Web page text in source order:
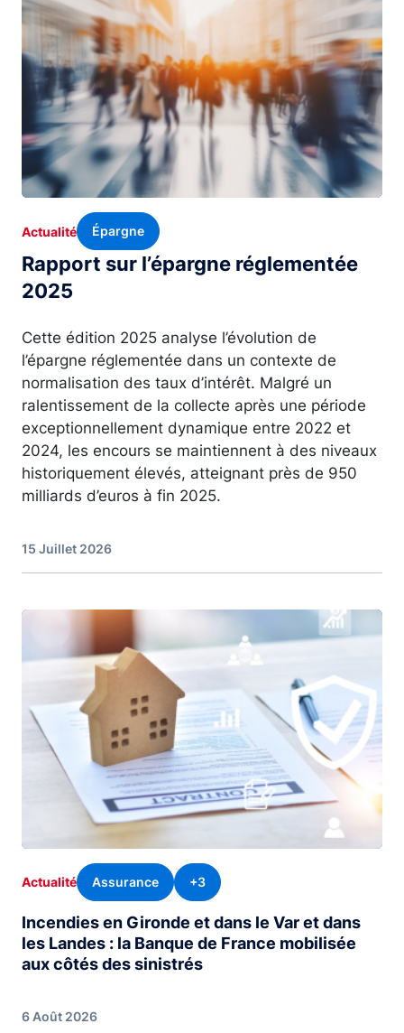
Rapport sur l’épargne réglementée
2025
Actualité Épargne
Cette édition 2025 analyse l’évolution de
l’épargne réglementée dans un contexte de
normalisation des taux d’intérêt. Malgré un
ralentissement de la collecte après une période
exceptionnellement dynamique entre 2022 et
2024, les encours se maintiennent à des niveaux
historiquement élevés, atteignant près de 950
milliards d’euros à fin 2025.
15 Juillet 2026
Actualité Assurance +3
Incendies en Gironde et dans le Var et dans
les Landes : la Banque de France mobilisée
aux côtés des sinistrés
6 Août 2026